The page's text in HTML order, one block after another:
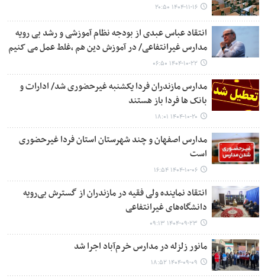
۱۴۰۴-۱۱-۱۶ ۲۰:۵۰
انتقاد عباس عبدی از بودجه نظام آموزشی و رشد بی رویه
مدارس غیرانتفاعی/ در آموزش دین هم ،غلط عمل می کنیم
۱۴۰۴-۱۰-۲۲ ۰۶:۵۰
مدارس مازندران فردا یکشنبه غیرحضوری شد/ ادارات و
بانک ها فردا باز هستند
۱۴۰۴-۱۰-۲۰ ۱۸:۰۱
مدارس اصفهان و چند شهرستان استان فردا غیرحضوری
است
۱۴۰۴-۱۰-۰۶ ۱۶:۵۴
انتقاد نماینده ولی فقیه در مازندران از گسترش بی‌رویه
دانشگاه‌های غیرانتفاعی
۱۴۰۴-۰۹-۲۳ ۰۹:۱۳
مانور زلزله در مدارس خرم‌آباد اجرا شد
۱۴۰۴-۰۹-۰۹ ۱۸:۵۲